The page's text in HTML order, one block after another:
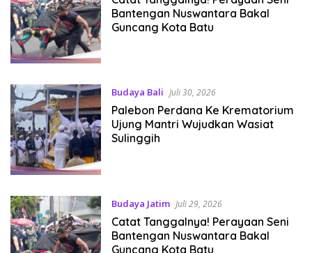
Bantengan Nuswantara Bakal
Guncang Kota Batu
Budaya Bali Juli 30, 2026
Palebon Perdana Ke Krematorium
Ujung Mantri Wujudkan Wasiat
Sulinggih
Budaya Jatim Juli 29, 2026
Catat Tanggalnya! Perayaan Seni
Bantengan Nuswantara Bakal
Guncang Kota Batu